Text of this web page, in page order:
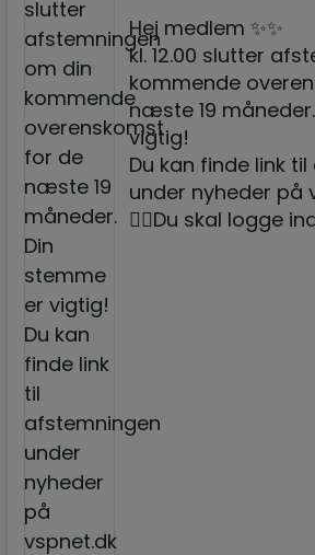
Hej medlem ✨✨
kl. 12.00 slutter
kommende
næste 19
vigtig!
Du kan finde link
under nyheder på
☝🏼Du skal logge